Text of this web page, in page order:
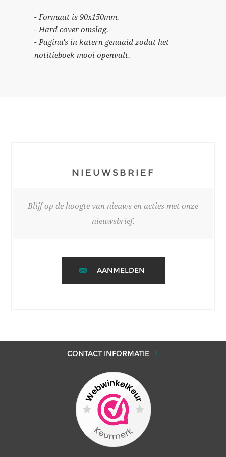
- Formaat is 90x150mm.
- Hard cover omslag.
- Pagina's in katern genaaid zodat het
notitieboek mooi openvalt.
NIEUWSBRIEF
Blijf op de hoogte van nieuws en acties met onze
nieuwsbrief.
AANMELDEN
CONTACT INFORMATIE